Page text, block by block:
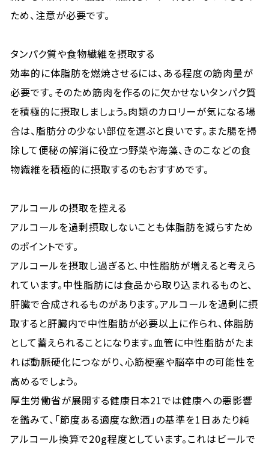
ため、注意が必要です。
タンパク質や食物繊維を摂取する
効率的に体脂肪を燃焼させるには、ある程度の筋肉量が
必要です。そのため筋肉を作るのに欠かせないタンパク質
を積極的に摂取しましょう。肉類のカロリーが気になる場
合は、脂肪分の少ない部位を選ぶと良いです。また腸を掃
除して便秘の解消に役立つ野菜や海藻、きのこなどの食
物繊維を積極的に摂取するのもおすすめです。
アルコールの摂取を控える
アルコールを過剰摂取しないことも体脂肪を減らすため
のポイントです。
アルコールを摂取し過ぎると、中性脂肪が増えると考えら
れています。中性脂肪には食品から取り込まれるものと、
肝臓で合成されるものがあります。アルコールを過剰に摂
取すると肝臓内で中性脂肪が必要以上に作られ、体脂肪
として蓄えられることになります。血管に中性脂肪がたま
れば動脈硬化につながり、心筋梗塞や脳卒中の可能性を
高めるでしょう。
厚生労働省が展開する健康日本21では健康への悪影響
を鑑みて、「節度ある適度な飲酒」の基準を1日あたり純
アルコール換算で20g程度としています。これはビールで